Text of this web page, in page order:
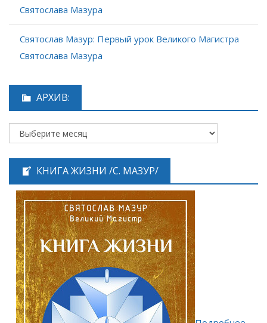
Святослава Мазура
Святослав Мазур: Первый урок Великого Магистра
Святослава Мазура
АРХИВ:
КНИГА ЖИЗНИ /С. МАЗУР/